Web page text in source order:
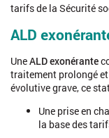
tarifs de la Sécurité
ALD
UneALD exonérante
traitement prolongé
évolutive grave, ce
Une prise en
la base des